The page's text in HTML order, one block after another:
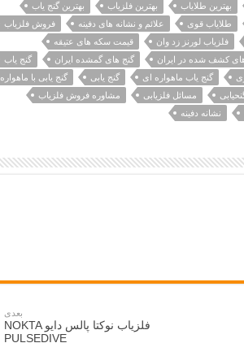
بهترین طلایاب بهترین فلزیاب
بهترین گنج یاب
طلایاب قوی علائم و نشانه های دفینه
فروش فلزیاب
فلزیاب لورنز زد وان
قیمت سکه های عتیقه
کشف شده در ایران گنج های گمشده ایران
گنج یاب
گنج یاب ماهواره ای گنج یابی
گنج یابی با ماهواره
مسائل فلزیابی
مشاوره فروش فلزیاب
نشانه دفینه
بعدی
فلزیاب نوکتا پالس دایو NOKTA
PULSEDIVE